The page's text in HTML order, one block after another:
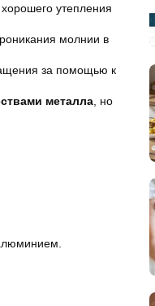
утепления
молнии в
за помощью к
металла, но